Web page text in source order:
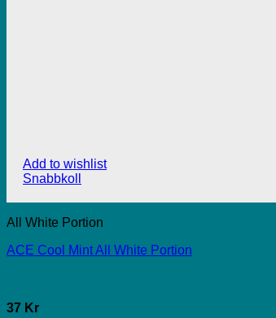
Add to wishlist
Snabbkoll
All White Portion
ACE Cool Mint All White Portion
37 Kr